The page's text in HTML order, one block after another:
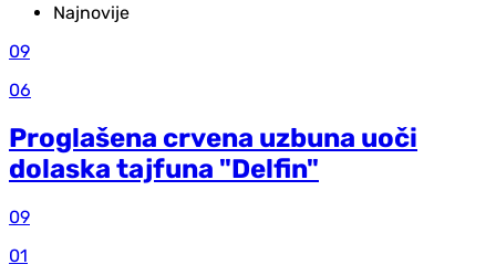
Najnovije
09
06
Proglašena crvena uzbuna uoči
dolaska tajfuna "Delfin"
09
01